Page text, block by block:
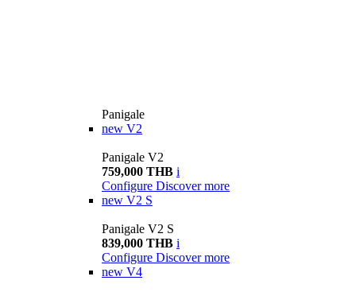
Panigale
new V2
Panigale V2
759,000 THB i
Configure Discover more
new V2 S
Panigale V2 S
839,000 THB i
Configure Discover more
new V4